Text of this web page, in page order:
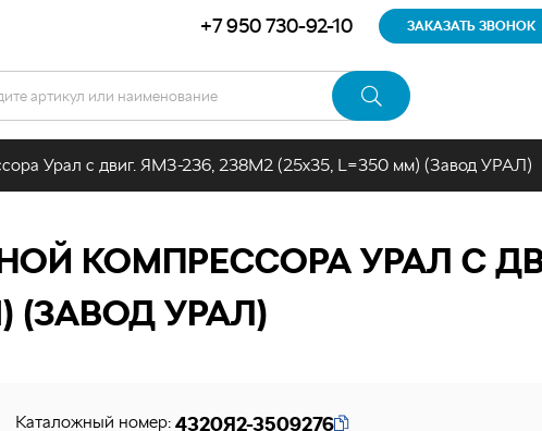
+7 950 730-92-10 ЗАКАЗАТЬ ЗВОНОК
Урал с двиг. ЯМЗ-236, 238М2 (25х35, L=350 мм) (Завод УРАЛ)
КОМПРЕССОРА УРАЛ С
(ЗАВОД УРАЛ)
Каталожный номер: 4320Я2-3509276